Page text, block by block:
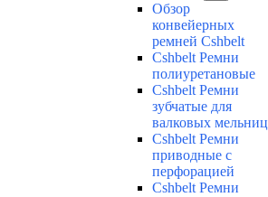
Обзор
конвейерных
ремней Cshbelt
Cshbelt Ремни
полиуретановые
Cshbelt Ремни
зубчатые для
валковых мельниц
Cshbelt Ремни
приводные с
перфорацией
Cshbelt Ремни